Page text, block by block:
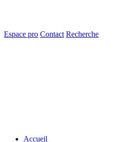
Espace pro Contact Recherche
Accueil